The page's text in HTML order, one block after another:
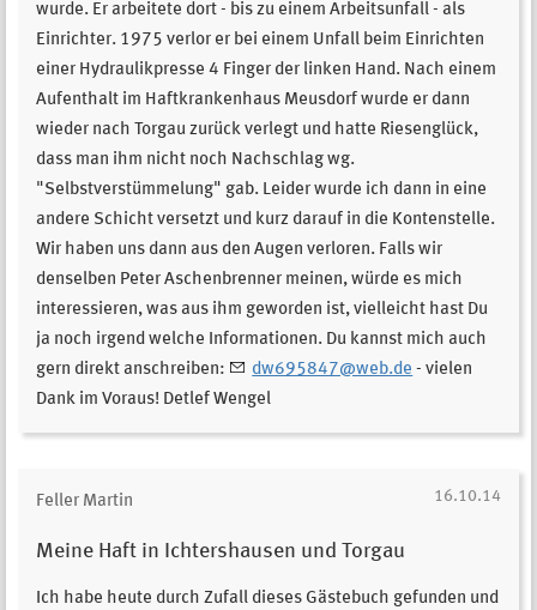
wurde. Er arbeitete dort - bis zu einem Arbeitsunfall - als
Einrichter. 1975 verlor er bei einem Unfall beim Einrichten
einer Hydraulikpresse 4 Finger der linken Hand. Nach einem
Aufenthalt im Haftkrankenhaus Meusdorf wurde er dann
wieder nach Torgau zurück verlegt und hatte Riesenglück,
dass man ihm nicht noch Nachschlag wg.
"Selbstverstümmelung" gab. Leider wurde ich dann in eine
andere Schicht versetzt und kurz darauf in die Kontenstelle.
Wir haben uns dann aus den Augen verloren. Falls wir
denselben Peter Aschenbrenner meinen, würde es mich
interessieren, was aus ihm geworden ist, vielleicht hast Du
ja noch irgend welche Informationen. Du kannst mich auch
gern direkt anschreiben:
dw695847@web.de - vielen
Dank im Voraus! Detlef Wengel
16.10.14
Feller Martin
Meine Haft in Ichtershausen und Torgau
Ich habe heute durch Zufall dieses Gästebuch gefunden und